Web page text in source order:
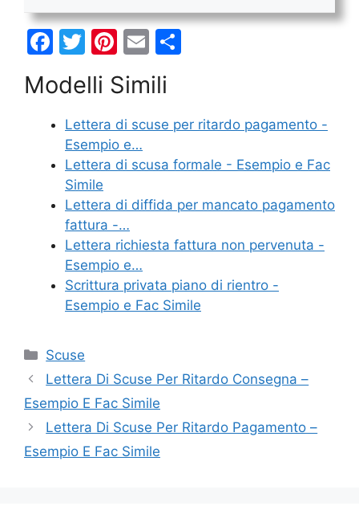
F
c
e
b
o
o
k
T
w
itt
er
Pi
nt
er
e
st
E
m
ai
l
di
di
Modelli Simili
Lettera di scuse per ritardo pagamento -
Esempio e…
Lettera di scusa formale - Esempio e Fac
Simile
Lettera di diffida per mancato pagamento
fattura -…
Lettera richiesta fattura non pervenuta -
Esempio e…
Scrittura privata piano di rientro -
Esempio e Fac Simile
Categorie
Scuse
Lettera Di Scuse Per Ritardo Consegna –
Esempio E Fac Simile
Lettera Di Scuse Per Ritardo Pagamento –
Esempio E Fac Simile